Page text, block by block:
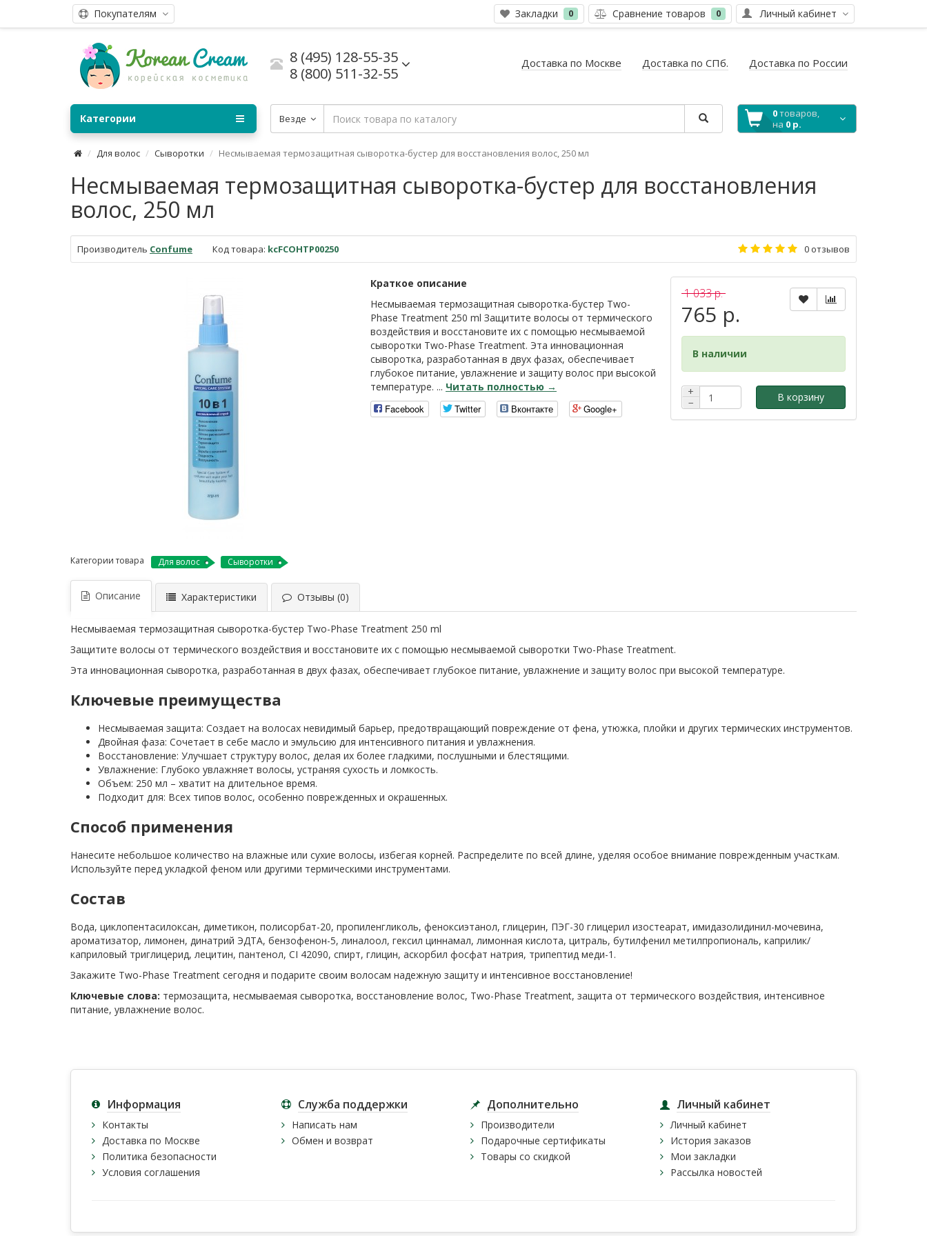
Личный кабинет
Покупателям Закладки 0 Сравнение товаров 0
8 (495) 128-55-35
8 (800) 511-32-55
Доставка по Москве Доставка по СПб. Доставка по России
Везде 0товаров,
на 0 р.
Категории
Для волос Сыворотки Несмываемая термозащитная сыворотка-бустер для восстановления волос, 250 мл
Несмываемая термозащитная сыворотка-бустер для восстановления
волос, 250 мл
Производитель Confume Код товара: kcFCOHTP00250 0 отзывов
Краткое описание
Несмываемая термозащитная сыворотка-бустер Two-
Phase Treatment 250 ml Защитите волосы от термического
воздействия и восстановите их с помощью несмываемой
сыворотки Two-Phase Treatment. Эта инновационная
сыворотка, разработанная в двух фазах, обеспечивает
глубокое питание, увлажнение и защиту волос при высокой
температуре. ... Читать полностью →
Facebook
Twitter Вконтакте Google+
1 033 р.
765 р.
В наличии
+
−
В корзину
Категории товара Для волос Сыворотки
Описание Характеристики Отзывы (0)
Несмываемая термозащитная сыворотка-бустер Two-Phase Treatment 250 ml
Защитите волосы от термического воздействия и восстановите их с помощью несмываемой сыворотки Two-Phase Treatment.
Эта инновационная сыворотка, разработанная в двух фазах, обеспечивает глубокое питание, увлажнение и защиту волос при высокой температуре.
Ключевые преимущества
Несмываемая защита: Создает на волосах невидимый барьер, предотвращающий повреждение от фена, утюжка, плойки и других термических инструментов.
Двойная фаза: Сочетает в себе масло и эмульсию для интенсивного питания и увлажнения.
Восстановление: Улучшает структуру волос, делая их более гладкими, послушными и блестящими.
Увлажнение: Глубоко увлажняет волосы, устраняя сухость и ломкость.
Объем: 250 мл – хватит на длительное время.
Подходит для: Всех типов волос, особенно поврежденных и окрашенных.
Способ применения
Нанесите небольшое количество на влажные или сухие волосы, избегая корней. Распределите по всей длине, уделяя особое внимание поврежденным участкам.
Используйте перед укладкой феном или другими термическими инструментами.
Состав
Вода, циклопентасилоксан, диметикон, полисорбат-20, пропиленгликоль, феноксиэтанол, глицерин, ПЭГ-30 глицерил изостеарат, имидазолидинил-мочевина,
ароматизатор, лимонен, динатрий ЭДТА, бензофенон-5, линалоол, гексил циннамал, лимонная кислота, цитраль, бутилфенил метилпропиональ, каприлик/
каприловый триглицерид, лецитин, пантенол, CI 42090, спирт, глицин, аскорбил фосфат натрия, трипептид меди-1.
Закажите Two-Phase Treatment сегодня и подарите своим волосам надежную защиту и интенсивное восстановление!
Ключевые слова: термозащита, несмываемая сыворотка, восстановление волос, Two-Phase Treatment, защита от термического воздействия, интенсивное
питание, увлажнение волос.
Информация
Контакты
Доставка по Москве
Политика безопасности
Условия соглашения
Служба поддержки
Написать нам
Обмен и возврат
Дополнительно
Производители
Подарочные сертификаты
Товары со скидкой
Личный кабинет
Личный кабинет
История заказов
Мои закладки
Рассылка новостей